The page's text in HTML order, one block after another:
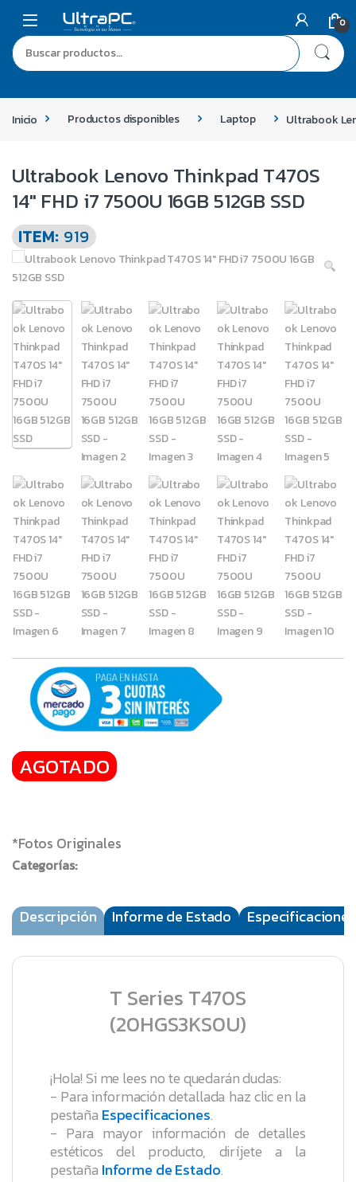
0
Inicio Productos disponibles Laptop Ultrabook
Ultrabook Lenovo Thinkpad T470S
14″ FHD i7 7500U 16GB 512GB SSD
ITEM: 919
AGOTADO
*Fotos Originales
Categorías:
Descripción Informe de Estado Especificaciones
T Series T470S
(20HGS3KS0U)
¡Hola! Si me lees no te quedarán dudas:
- Para información detallada haz clic en la
pestaña Especificaciones.
- Para mayor información de detalles
estéticos del producto, diríjete a la
pestaña Informe de Estado.